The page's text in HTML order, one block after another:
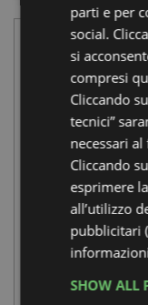
parti e per
social.
si
compresi
Cliccando
tecnici”
necessari
Cliccando
esprimere
all’utilizzo
pubblicitari
SHOW ALL